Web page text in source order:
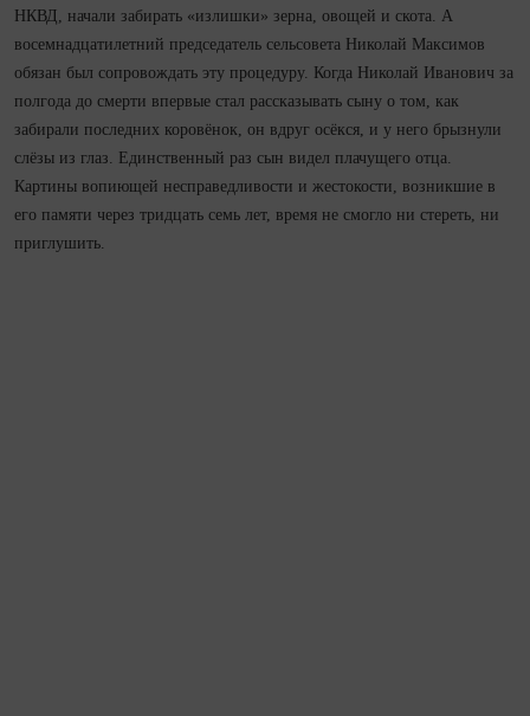
НКВД, начали забирать «излишки» зерна, овощей и скота. А
восемна­дцатилетний председатель сельсовета Николай Максимов
обязан был сопровождать эту процедуру. Ко­гда Николай Иванович за
полгода до смерти впервые стал рассказывать сыну о том, как
забирали последних коровёнок, он вдруг осёкся, и у него брызнули
слёзы из глаз. Единственный раз сын видел плачущего отца.
Картины вопиющей несправедливости и жестокости, возникшие в
его памяти через три­дцать семь лет, время не смогло ни стереть, ни
приглушить.